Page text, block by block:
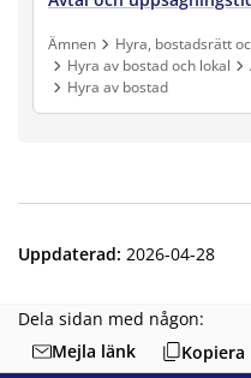
Ämnen
Hyra, bostadsrätt
Hyra av bostad och lokal
Hyra av bostad
Finns under:Ämnen, Hyra,
Uppdaterad: 2026-04-28
Dela sidan med någon:
Mejla länk
Kopiera